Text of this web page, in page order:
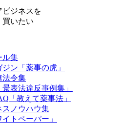
ビジネスを
買いたい
ル集
ン「薬事の虎」
法令集
景表法違反事例集」
「教えて薬事法」
スノウハウ集
イトペーパー」